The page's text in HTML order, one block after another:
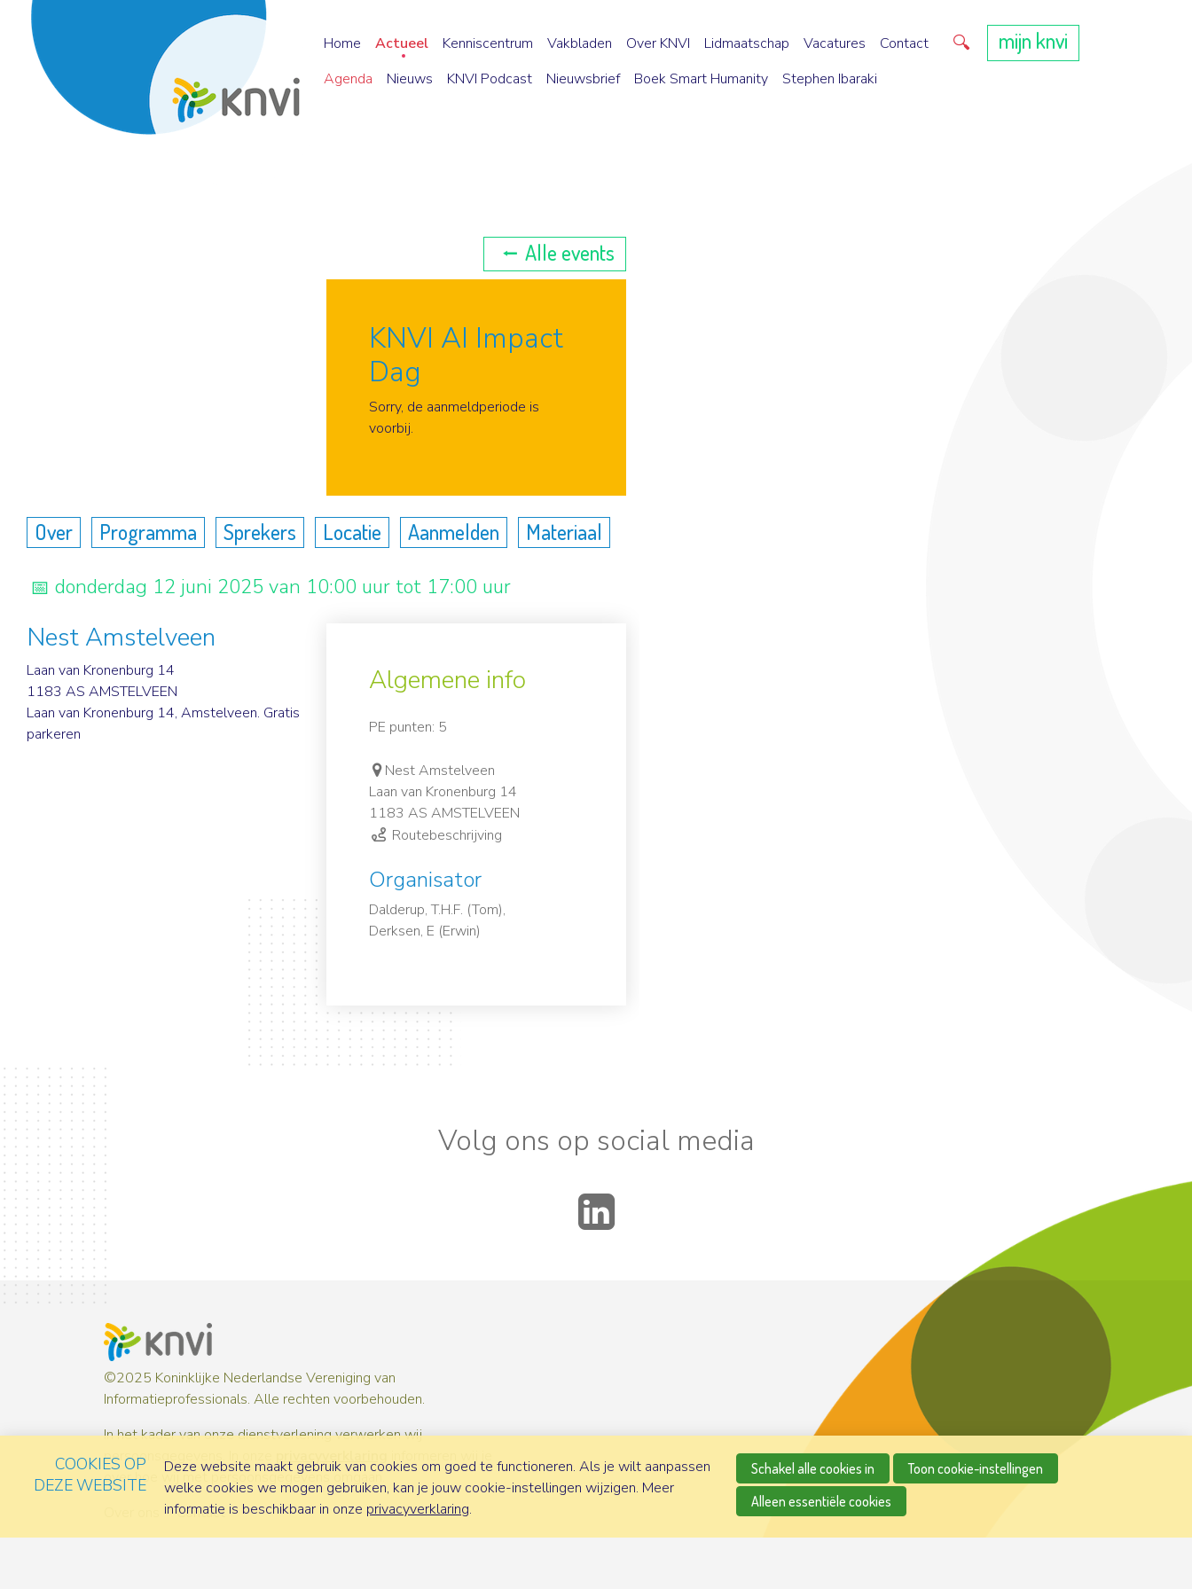
Home
Actueel
Agenda
Nieuws KNVI Podcast Nieuwsbrief Boek Smart Humanity Stephen Ibaraki
Kenniscentrum Vakbladen Over KNVI Lidmaatschap Vacatures Contact Direct zoeken
mijn knvi
Alle events
KNVI AI Impact
Dag
Aanmelden
Sorry, de aanmeldperiode is
voorbij.
Over Programma Sprekers Locatie Aanmelden Materiaal
donderdag 12 juni 2025 van 10:00 uur tot 17:00 uur
Nest Amstelveen
Laan van Kronenburg 14
1183 AS AMSTELVEEN
Laan van Kronenburg 14, Amstelveen. Gratis
parkeren
Algemene info
PE punten: 5
Nest Amstelveen
Laan van Kronenburg 14
1183 AS AMSTELVEEN
Routebeschrijving
Organisator
Dalderup, T.H.F. (Tom),
Derksen, E (Erwin)
Volg ons op social media
©2025 Koninklijke Nederlandse Vereniging van
Informatieprofessionals. Alle rechten voorbehouden.
In het kader van onze dienstverlening verwerken wij
persoonsgegevens. In onze
over hoe wij met persoonsgegevens omgaan.
Contact
COOKIES OP
DEZE WEBSITE
Deze website maakt gebruik van cookies om goed te functioneren. Als je wilt aanpassen
welke cookies we mogen gebruiken, kan je jouw cookie-instellingen wijzigen. Meer
informatie is beschikbaar in onze privacyverklaring.
Schakel alle cookies in
Toon cookie-instellingen
Alleen essentiële cookies